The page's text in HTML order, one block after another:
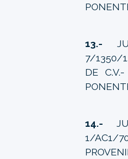
13.-
7/1350/
DE
14.-
1/AC1/